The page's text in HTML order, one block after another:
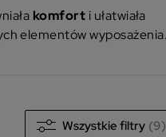
komfort i ułatwiała
elementów wyposażenia
Wszystkie filtry (9)